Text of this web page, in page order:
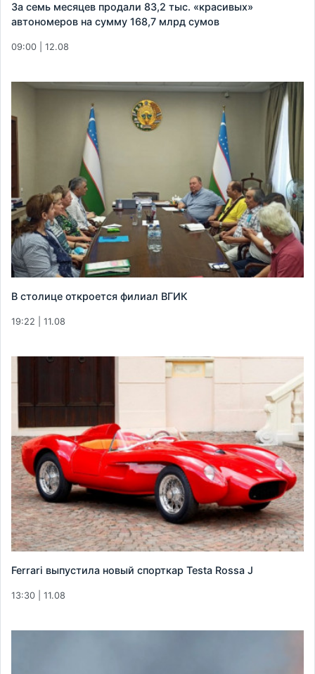
За семь месяцев продали 83,2 тыс. «красивых»
автономеров на сумму 168,7 млрд сумов
09:00 | 12.08
В столице откроется филиал ВГИК
19:22 | 11.08
Ferrari выпустила новый спорткар Testa Rossa J
13:30 | 11.08